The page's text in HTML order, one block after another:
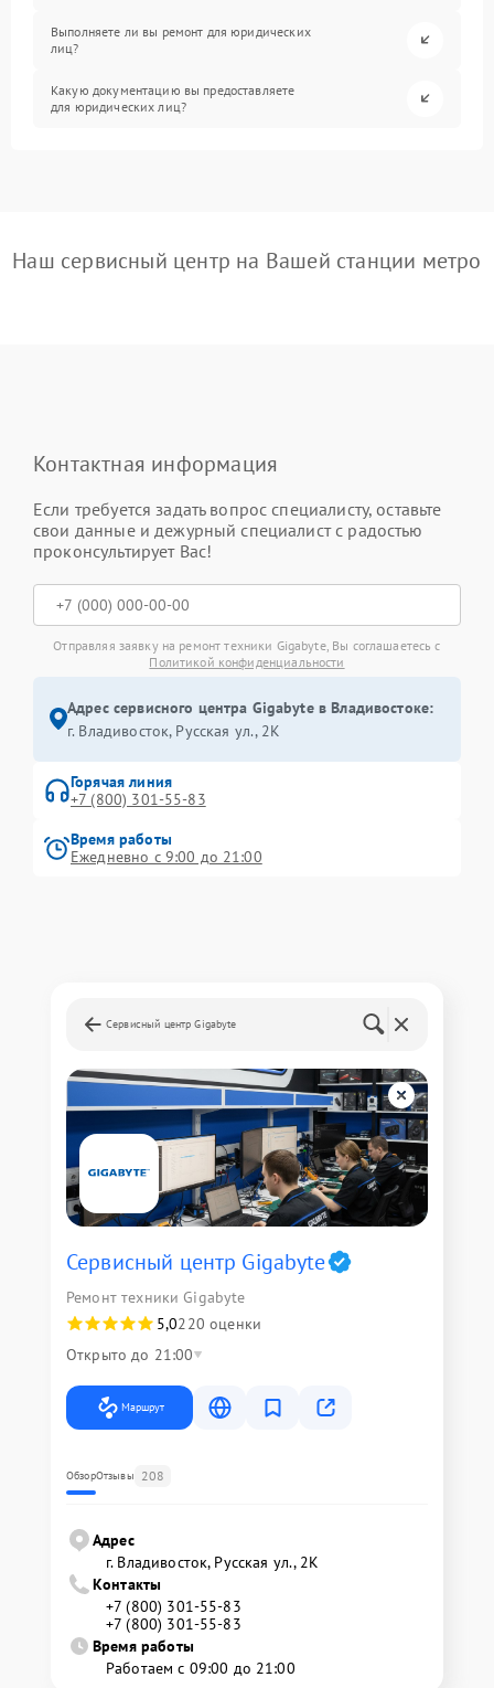
Выполняете ли вы ремонт для юридических
лиц?
Какую документацию вы предоставляете
для юридических лиц?
Наш сервисный центр на Вашей станции метро
Контактная информация
Если требуется задать вопрос специалисту, оставьте
свои данные и дежурный специалист с радостью
проконсультирует Вас!
Отправляя заявку на ремонт техники Gigabyte, Вы соглашаетесь с
Политикой конфиденциальности
Адрес сервисного центра Gigabyte в Владивостоке:
г. Владивосток, Русская ул., 2К
Горячая линия
+7 (800) 301-55-83
Время работы
Ежедневно с 9:00 до 21:00
Сервисный центр Gigabyte
Сервисный центр Gigabyte
Ремонт техники Gigabyte
5,0220 оценки
Открыто до 21:00
Маршрут
ОбзорОтзывы 208
Адрес
г. Владивосток, Русская ул., 2К
Контакты
+7 (800) 301-55-83
+7 (800) 301-55-83
Время работы
Работаем с 09:00 до 21:00